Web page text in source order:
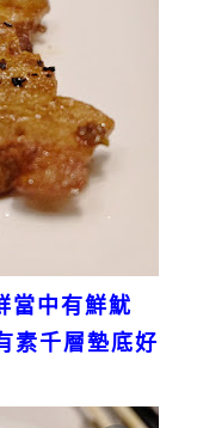
當中有鮮魷
素千層墊底好